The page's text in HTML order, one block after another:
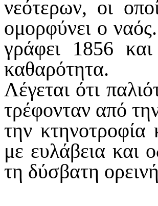
νεότερων, οι
ομορφύνει ο
γράφει 1856
καθαρότητα.
Λέγεται ότι
τρέφονταν από
την
με ευλάβεια και
τη δύσβατη